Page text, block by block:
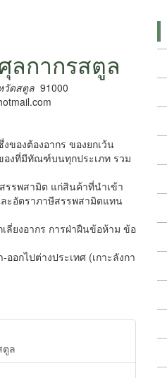
ลกากรสตูล
วัดสตูล 91000
ของต้องอากร ของยกเว้น
องที่มีทัณฑ์บนทุกประเภท รวม
รรพสามิต แก่สินค้าที่นำเข้า
ะอัตราภาษีสรรพสามิตแทน
ลี่ยงอากร การฝ่าฝืนข้อห้าม ข้อ
อกไปต่างประเทศ (เกาะลังกา
ตูล